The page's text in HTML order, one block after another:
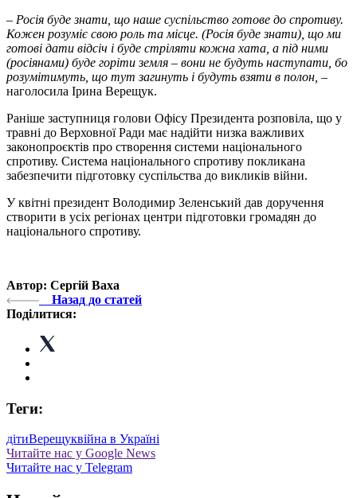
– Росія буде знати, що наше суспільство готове до спротиву.
Кожен розуміє свою роль та місце. (Росія буде знати), що ми
готові дати відсіч і буде стріляти кожна хата, а під ними
(росіянами) буде горіти земля – вони не будуть наступати, бо
розумітимуть, що тут загинуть і будуть взяти в полон, –
наголосила Ірина Верещук.
Раніше заступниця голови Офісу Президента розповіла, що у
травні до Верховної Ради має надійти низка важливих
законопроєктів про створення системи національного
спротиву. Система національного спротиву покликана
забезпечити підготовку суспільства до викликів війни.
У квітні президент Володимир Зеленський дав доручення
створити в усіх регіонах центри підготовки громадян до
національного спротиву.
Автор: Сергій Ваха
Назад до статей
Поділитися:
Теги:
дітиВерещуквійна в Україні
Читайте нас у Google News
Читайте нас у Telegram